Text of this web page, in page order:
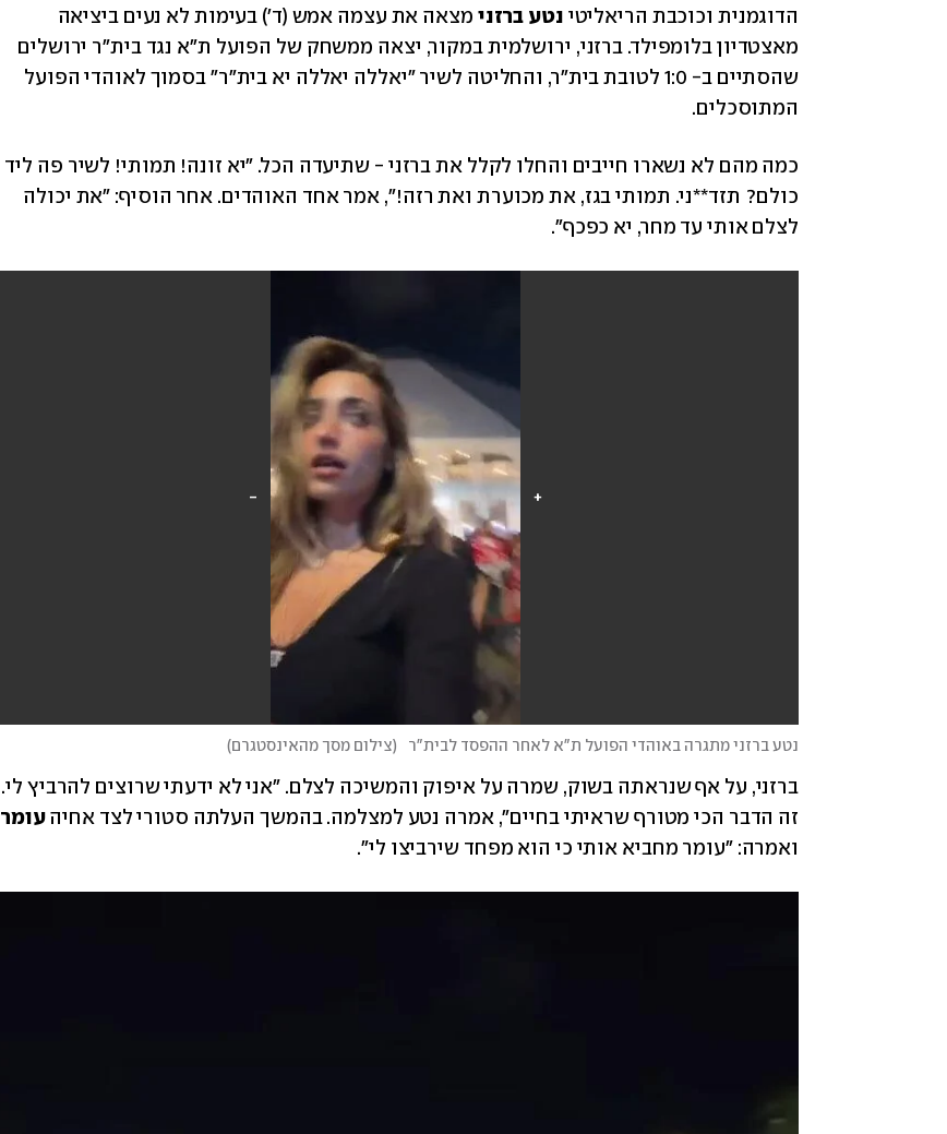
הדוגמנית וכוכבת הריאליטי נטע ברזני
המתוסכלים.
לצלם אותי עד מחר, יא כפכף".
נטע ברזני מתגרה באוהדי הפועל ת"א לאחר ההפסד לבית"ר (צילום מסך מהאינסטגרם )
זה הדבר הכי מטורף שראיתי בחיים", אמרה נטע למצלמה. בהמשך העלתה סטורי לצד אחיה עומר
ואמרה: "עומר מחביא אותי כי הוא מפחד שירביצו לי".